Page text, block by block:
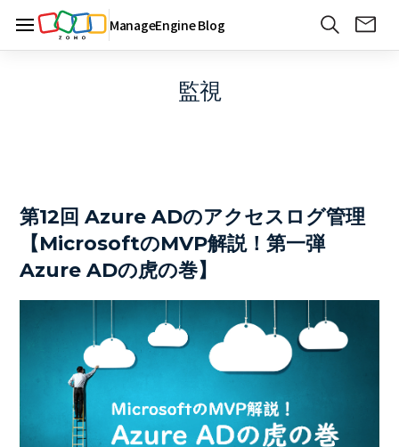
ManageEngine Blog
監視
第12回 Azure ADのアクセスログ管理
【MicrosoftのMVP解説！第一弾
Azure ADの虎の巻】